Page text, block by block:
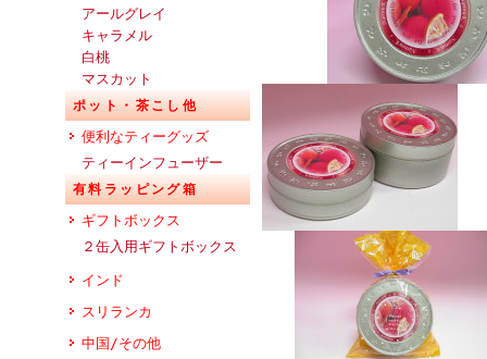
アールグレイ
キャラメル
白桃
マスカット
ポット・茶こし他
便利なティーグッズ
ティーインフューザー
有料ラッピング箱
ギフトボックス
２缶入用ギフトボックス
インド
スリランカ
中国/その他